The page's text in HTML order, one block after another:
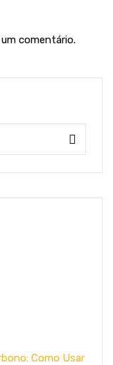
comentário.
Como Usar